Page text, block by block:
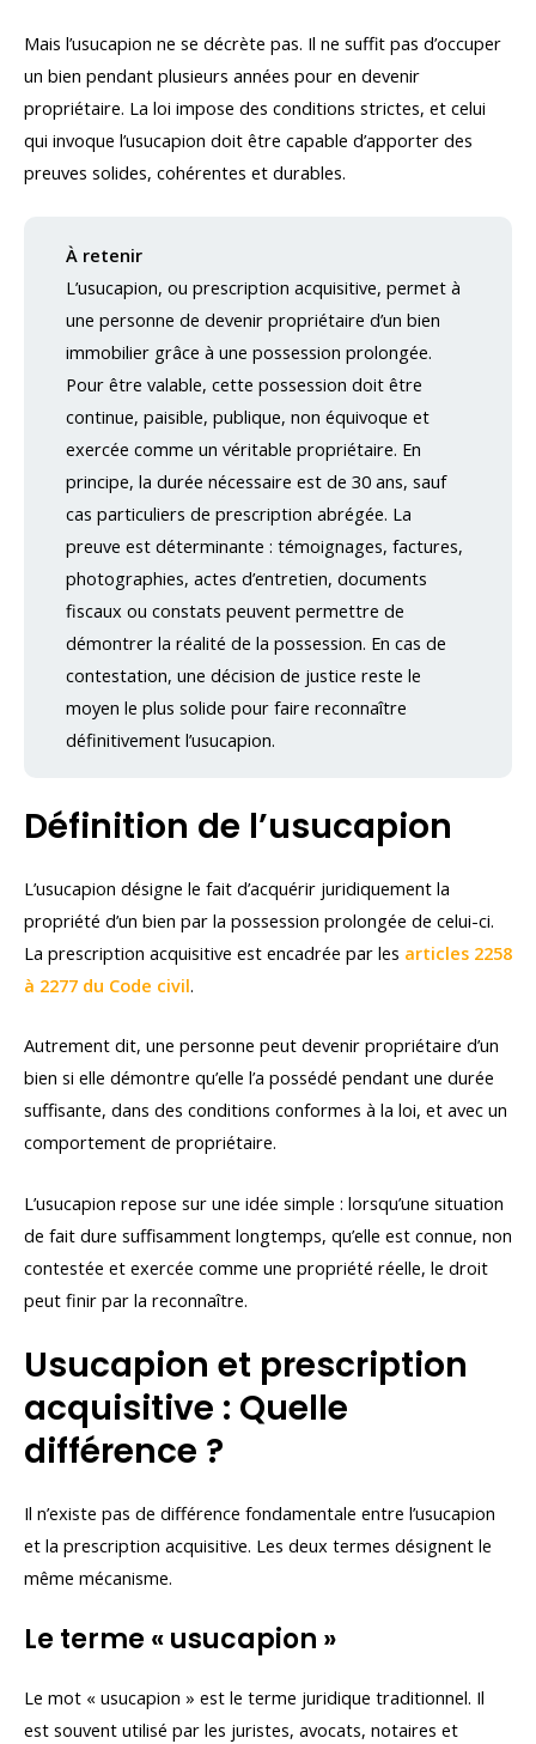
Mais l’usucapion ne se décrète pas. Il ne suffit pas d’occuper
un bien pendant plusieurs années pour en devenir
propriétaire. La loi impose des conditions strictes, et celui
qui invoque l’usucapion doit être capable d’apporter des
preuves solides, cohérentes et durables.
À retenir
L’usucapion, ou prescription acquisitive, permet à
une personne de devenir propriétaire d’un bien
immobilier grâce à une possession prolongée.
Pour être valable, cette possession doit être
continue, paisible, publique, non équivoque et
exercée comme un véritable propriétaire. En
principe, la durée nécessaire est de 30 ans, sauf
cas particuliers de prescription abrégée. La
preuve est déterminante : témoignages, factures,
photographies, actes d’entretien, documents
fiscaux ou constats peuvent permettre de
démontrer la réalité de la possession. En cas de
contestation, une décision de justice reste le
moyen le plus solide pour faire reconnaître
définitivement l’usucapion.
Définition de l’usucapion
L’usucapion désigne le fait d’acquérir juridiquement la
propriété d’un bien par la possession prolongée de celui-ci.
La prescription acquisitive est encadrée par les articles 2258
à 2277 du Code civil.
Autrement dit, une personne peut devenir propriétaire d’un
bien si elle démontre qu’elle l’a possédé pendant une durée
suffisante, dans des conditions conformes à la loi, et avec un
comportement de propriétaire.
L’usucapion repose sur une idée simple : lorsqu’une situation
de fait dure suffisamment longtemps, qu’elle est connue, non
contestée et exercée comme une propriété réelle, le droit
peut finir par la reconnaître.
Usucapion et prescription
acquisitive : Quelle
différence ?
Il n’existe pas de différence fondamentale entre l’usucapion
et la prescription acquisitive. Les deux termes désignent le
même mécanisme.
Le terme « usucapion »
Le mot « usucapion » est le terme juridique traditionnel. Il
est souvent utilisé par les juristes, avocats, notaires et